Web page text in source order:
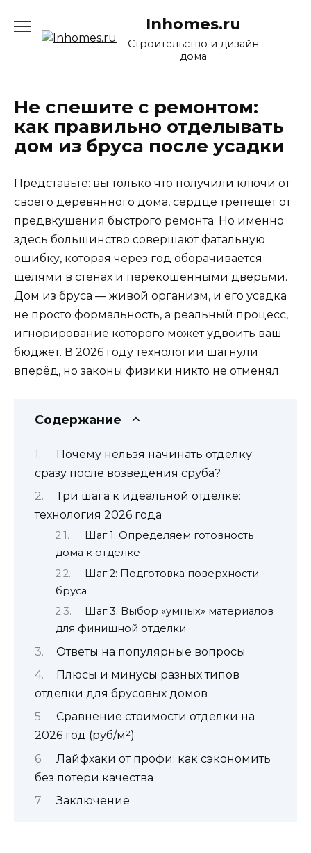
содержанию
Inhomes.ru
Строительство и дизайн
дома
Не спешите с ремонтом:
как правильно отделывать
дом из бруса после усадки
Представьте: вы только что получили ключи от
своего деревянного дома, сердце трепещет от
предвкушения быстрого ремонта. Но именно
здесь большинство совершают фатальную
ошибку, которая через год оборачивается
щелями в стенах и перекошенными дверьми.
Дом из бруса — живой организм, и его усадка
не просто формальность, а реальный процесс,
игнорирование которого может удвоить ваш
бюджет. В 2026 году технологии шагнули
вперёд, но законы физики никто не отменял.
Содержание
Почему нельзя начинать отделку
сразу после возведения сруба?
Три шага к идеальной отделке:
технология 2026 года
Шаг 1: Определяем готовность
дома к отделке
Шаг 2: Подготовка поверхности
бруса
Шаг 3: Выбор «умных» материалов
для финишной отделки
Ответы на популярные вопросы
Плюсы и минусы разных типов
отделки для брусовых домов
Сравнение стоимости отделки на
2026 год (руб/м²)
Лайфхаки от профи: как сэкономить
без потери качества
Заключение